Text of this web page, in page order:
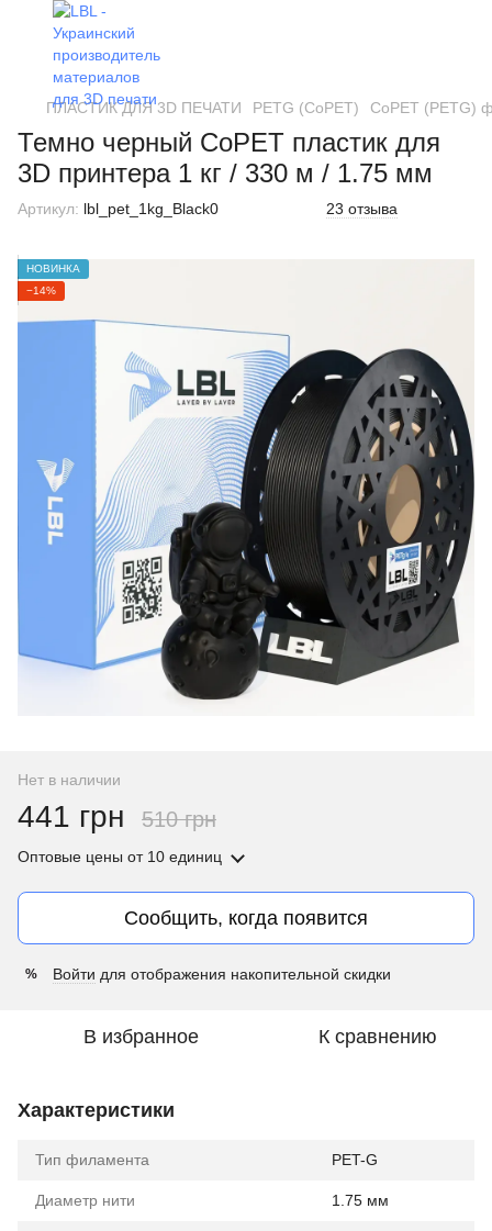
ПЛАСТИК ДЛЯ 3D ПЕЧАТИ PETG (CoPET) CoPET (PETG)
Темно черный CoPET пластик для
3D принтера 1 кг / 330 м / 1.75 мм
Артикул: lbl_pet_1kg_Black0 23 отзыва
НОВИНКА
−14%
Нет в наличии
441 грн 510 грн
Оптовые цены от 10 единиц
Сообщить, когда появится
% Войти для отображения накопительной скидки
В избранное К сравнению
Характеристики
Тип филамента PET-G
Диаметр нити 1.75 мм